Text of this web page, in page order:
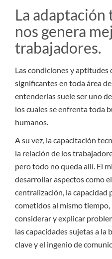
La adaptación
nos genera
trabajadores.
Las condiciones y aptitudes
significantes en toda área
entenderlas suele ser uno
los cuales se enfrenta toda
humanos.
A su vez, la capacitación
la relación de los
pero todo no queda allí. El
desarrollar aspectos como
centralización, la capacidad
cometidos al mismo
considerar y explicar
las capacidades sujetas a
clave y el ingenio de